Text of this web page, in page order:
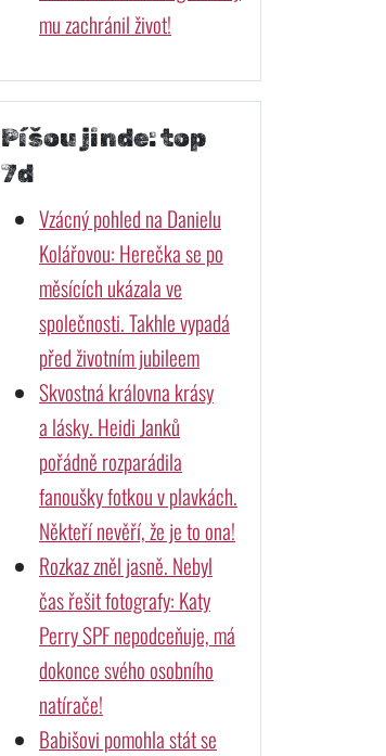
mu zachránil život!
Píšou jinde: top
7d
Vzácný pohled na Danielu
Kolářovou: Herečka se po
měsících ukázala ve
společnosti. Takhle vypadá
před životním jubileem
Skvostná královna krásy
a lásky. Heidi Janků
pořádně rozparádila
fanoušky fotkou v plavkách.
Někteří nevěří, že je to ona!
Rozkaz zněl jasně. Nebyl
čas řešit fotografy: Katy
Perry SPF nepodceňuje, má
dokonce svého osobního
natírače!
Babišovi pomohla stát se